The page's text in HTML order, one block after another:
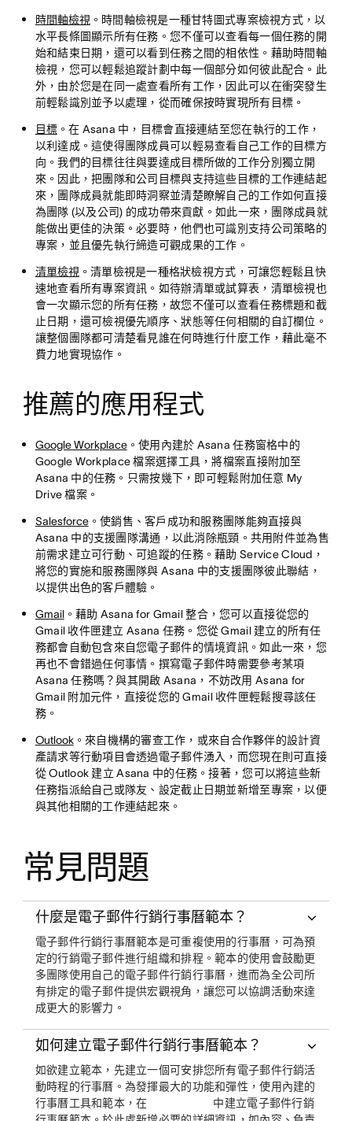
時間軸檢視 。時間軸檢視是一種甘特圖式專案檢視方式，以
水平長條圖顯示所有任務。您不僅可以查看每一個任務的開
始和結束日期，還可以看到任務之間的相依性。藉助時間軸
檢視，您可以輕鬆追蹤計劃中每一個部分如何彼此配合。此
外，由於您是在同一處查看所有工作，因此可以在衝突發生
前輕鬆識別並予以處理，從而確保按時實現所有目標。
目標。在 Asana 中，目標會直接連結至您在執行的工作，
以利達成。這使得團隊成員可以輕易查看自己工作的目標方
向。我們的目標往往與要達成目標所做的工作分別獨立開
來。因此，把團隊和公司目標與支持這些目標的工作連結起
來，團隊成員就能即時洞察並清楚瞭解自己的工作如何直接
為團隊 (以及公司) 的成功帶來貢獻。如此一來，團隊成員就
能做出更佳的決策。必要時，他們也可識別支持公司策略的
專案，並且優先執行締造可觀成果的工作。
清單檢視 。清單檢視是一種格狀檢視方式，可讓您輕鬆且快
速地查看所有專案資訊。如待辦清單或試算表，清單檢視也
會一次顯示您的所有任務，故您不僅可以查看任務標題和截
止日期，還可檢視優先順序、狀態等任何相關的自訂欄位。
讓整個團隊都可清楚看見誰在何時進行什麼工作，藉此毫不
費力地實現協作。
推薦的應用程式
Google Workplace。使用內建於 Asana 任務窗格中的
Google Workplace 檔案選擇工具，將檔案直接附加至
Asana 中的任務。只需按幾下，即可輕鬆附加任意 My
Drive 檔案。
Salesforce。使銷售、客戶成功和服務團隊能夠直接與
Asana 中的支援團隊溝通，以此消除瓶頸。共用附件並為售
前需求建立可行動、可追蹤的任務。藉助 Service Cloud，
將您的實施和服務團隊與 Asana 中的支援團隊彼此聯結，
以提供出色的客戶體驗。
Gmail。藉助 Asana for Gmail 整合，您可以直接從您的
Gmail 收件匣建立 Asana 任務。您從 Gmail 建立的所有任
務都會自動包含來自您電子郵件的情境資訊。如此一來，您
再也不會錯過任何事情。撰寫電子郵件時需要參考某項
Asana 任務嗎？與其開啟 Asana，不妨改用 Asana for
Gmail 附加元件，直接從您的 Gmail 收件匣輕鬆搜尋該任
務。
Outlook。來自機構的審查工作，或來自合作夥伴的設計資
產請求等行動項目會透過電子郵件湧入，而您現在則可直接
從 Outlook 建立 Asana 中的任務。接著，您可以將這些新
任務指派給自己或隊友、設定截止日期並新增至專案，以便
與其他相關的工作連結起來。
常見問題
什麼是電子郵件行銷行事曆範本？
電子郵件行銷行事曆範本是可重複使用的行事曆，可為預
定的行銷電子郵件進行組織和排程。範本的使用會鼓勵更
多團隊使用自己的電子郵件行銷行事曆，進而為全公司所
有排定的電子郵件提供宏觀視角，讓您可以協調活動來達
成更大的影響力。
如何建立電子郵件行銷行事曆範本？
如欲建立範本，先建立一個可安排您所有電子郵件行銷活
動時程的行事曆。為發揮最大的功能和彈性，使用內建的
行事曆工具和範本，在
中建立電子郵件行銷